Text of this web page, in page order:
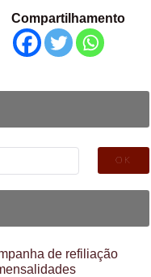
Compartilhamento
de refiliação